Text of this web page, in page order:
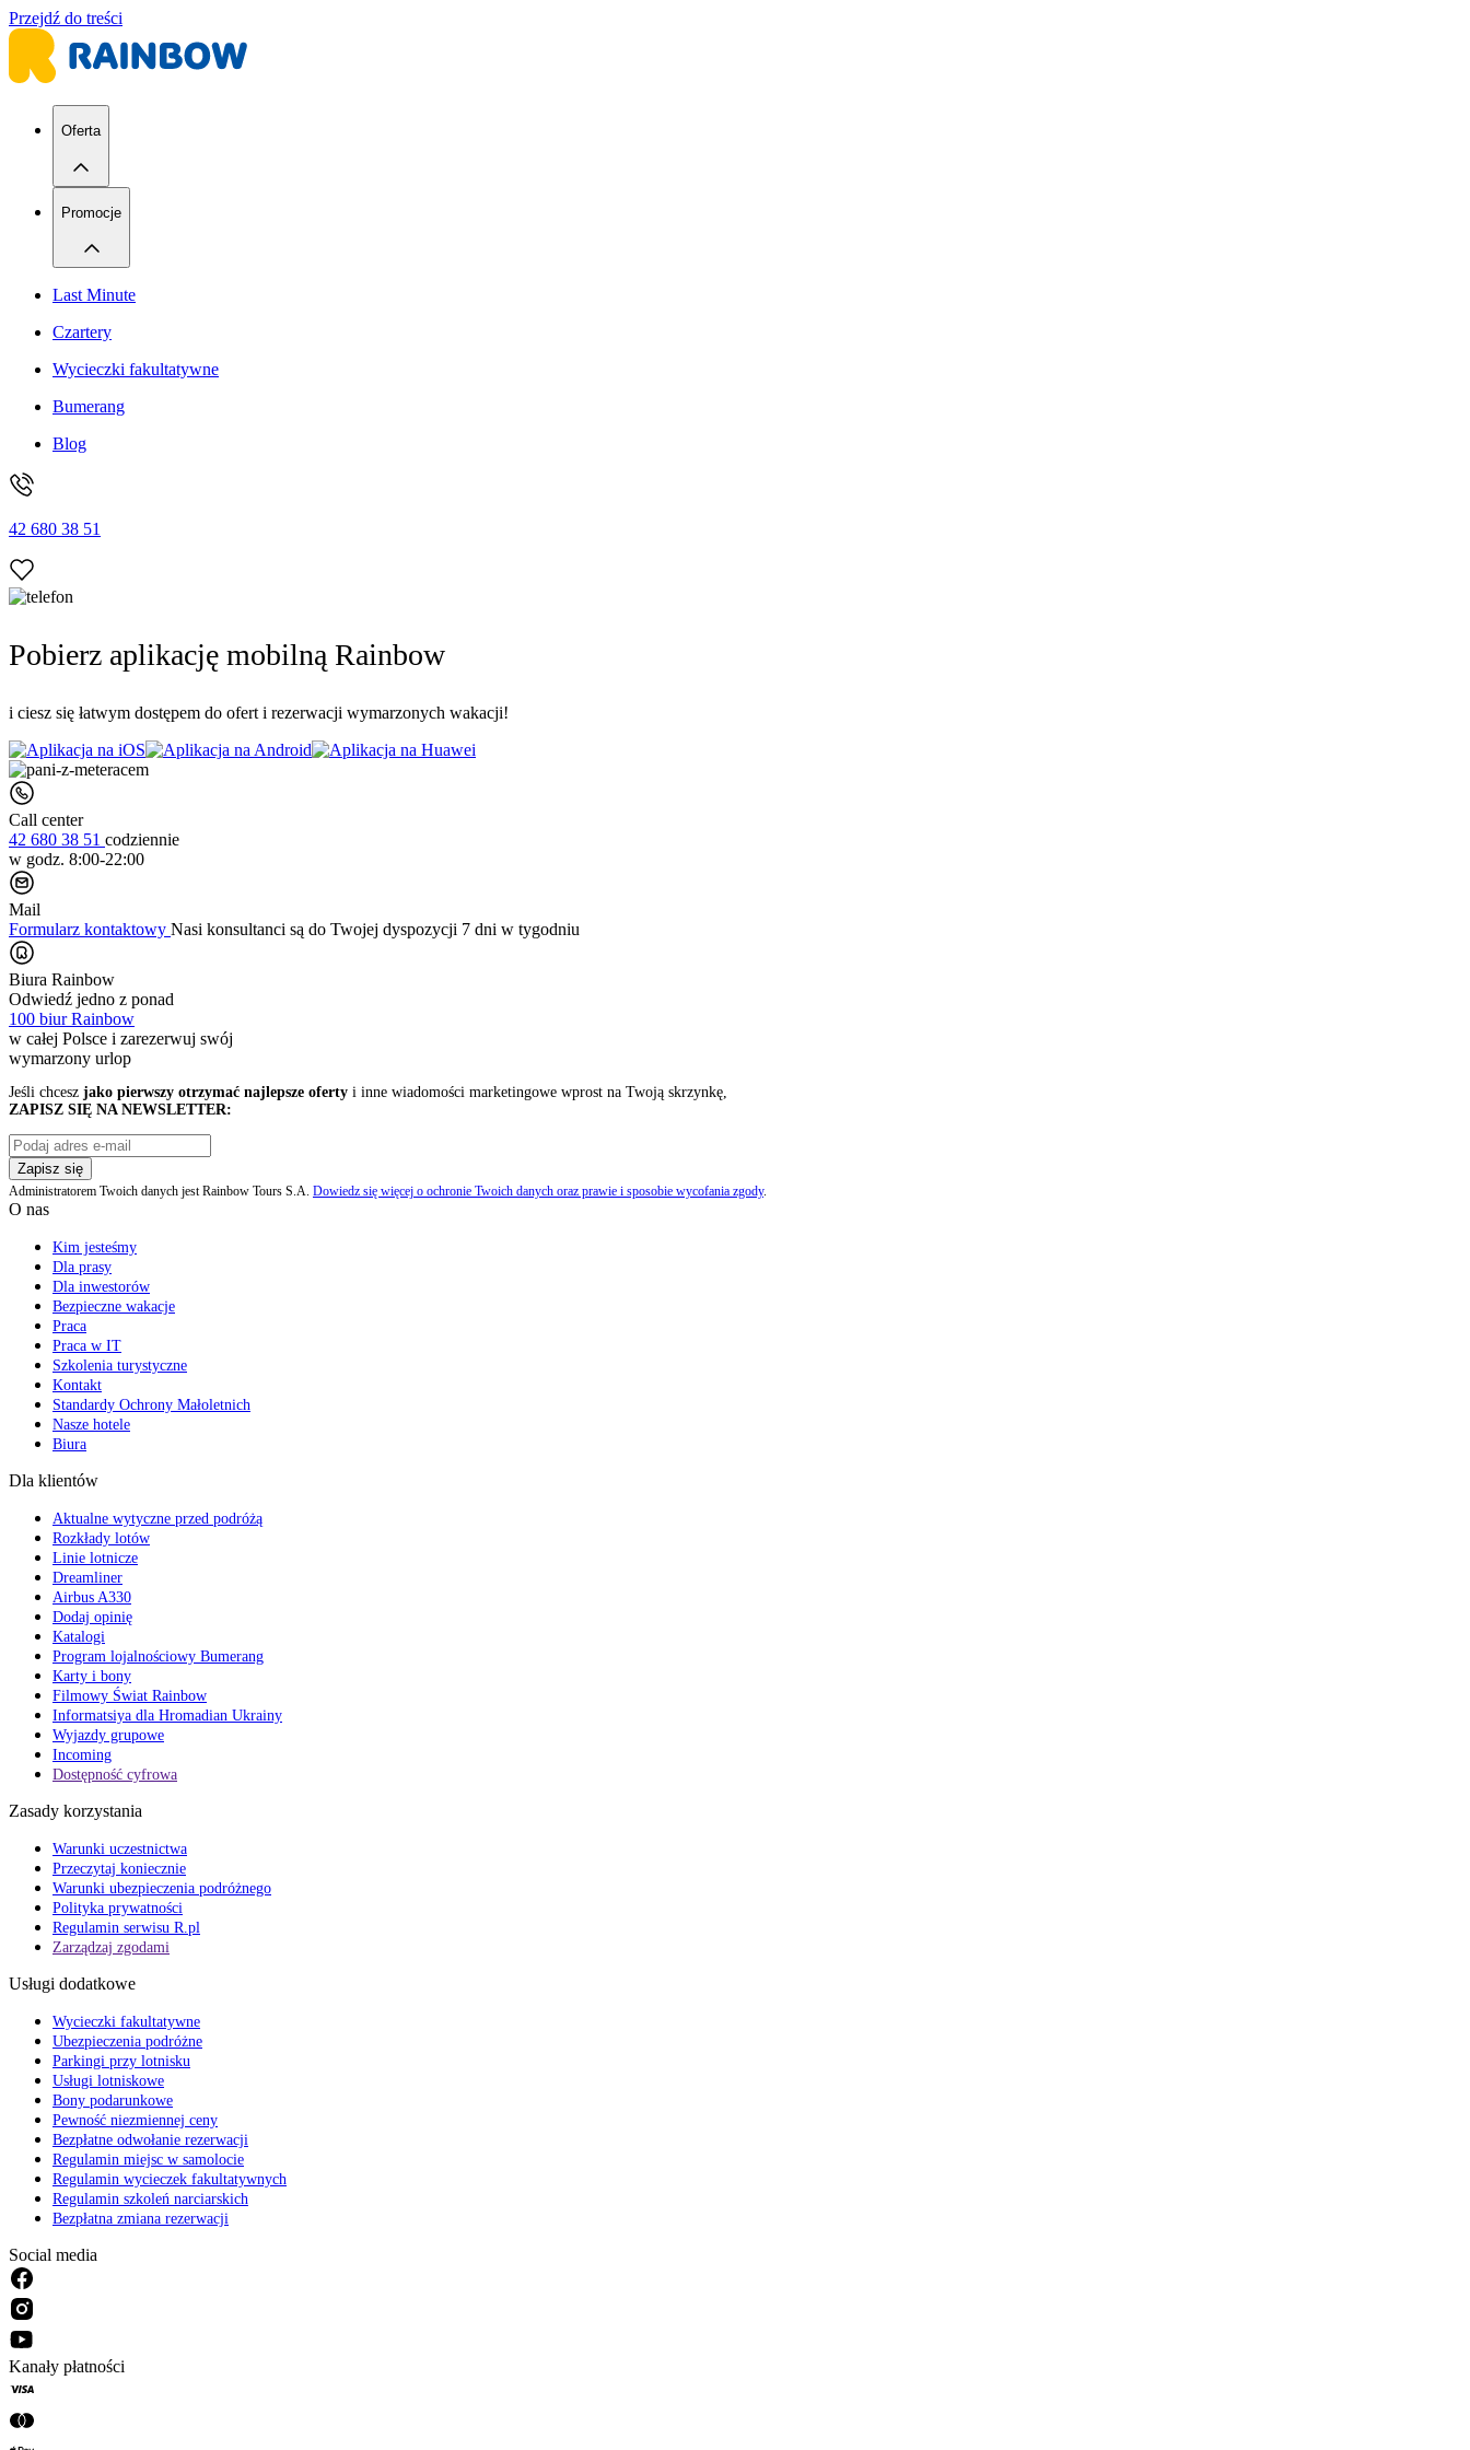
Przejdź do treści
Oferta
Promocje
Last Minute
Czartery
Wycieczki fakultatywne
Bumerang
Blog
42 680 38 51
Pobierz aplikację mobilną Rainbow
i ciesz się łatwym dostępem do ofert i rezerwacji wymarzonych wakacji!
Call center
42 680 38 51 codziennie
w godz. 8:00-22:00
Mail
Formularz kontaktowy Nasi konsultanci są do Twojej dyspozycji 7 dni w tygodniu
Biura Rainbow
Odwiedź jedno z ponad
100 biur Rainbow
w całej Polsce i zarezerwuj swój
wymarzony urlop
Jeśli chcesz jako pierwszy otrzymać najlepsze oferty i inne wiadomości marketingowe wprost na Twoją skrzynkę,
ZAPISZ SIĘ NA NEWSLETTER:
Zapisz się
Administratorem Twoich danych jest Rainbow Tours S.A. Dowiedz się więcej o ochronie Twoich danych oraz prawie i sposobie wycofania zgody.
O nas
Kim jesteśmy
Dla prasy
Dla inwestorów
Bezpieczne wakacje
Praca
Praca w IT
Szkolenia turystyczne
Kontakt
Standardy Ochrony Małoletnich
Nasze hotele
Biura
Dla klientów
Aktualne wytyczne przed podróżą
Rozkłady lotów
Linie lotnicze
Dreamliner
Airbus A330
Dodaj opinię
Katalogi
Program lojalnościowy Bumerang
Karty i bony
Filmowy Świat Rainbow
Informatsiya dla Hromadian Ukrainy
Wyjazdy grupowe
Incoming
Dostępność cyfrowa
Zasady korzystania
Warunki uczestnictwa
Przeczytaj koniecznie
Warunki ubezpieczenia podróżnego
Polityka prywatności
Regulamin serwisu R.pl
Zarządzaj zgodami
Usługi dodatkowe
Wycieczki fakultatywne
Ubezpieczenia podróżne
Parkingi przy lotnisku
Usługi lotniskowe
Bony podarunkowe
Pewność niezmiennej ceny
Bezpłatne odwołanie rezerwacji
Regulamin miejsc w samolocie
Regulamin wycieczek fakultatywnych
Regulamin szkoleń narciarskich
Bezpłatna zmiana rezerwacji
Social media
Kanały płatności